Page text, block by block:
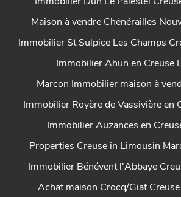
Immobilier Dun Le Palestel
Maison à vendre Chénérailles
Immobilier St Sulpice Les Champs
Immobilier Ahun en Creuse
Marcon Immobilier maison à
Immobilier Royère de Vassivière en
Immobilier Auzances en
Properties Creuse in Limousin
Immobilier Bénévent l'Abbaye
Achat maison Crocq/Giat